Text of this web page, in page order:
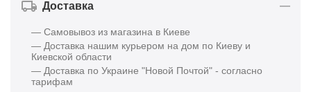
Доставка
— Самовывоз из магазина в Киеве
— Доставка нашим курьером на дом по Киеву и
Киевской области
— Доставка по Украине "Новой Почтой" - согласно
тарифам